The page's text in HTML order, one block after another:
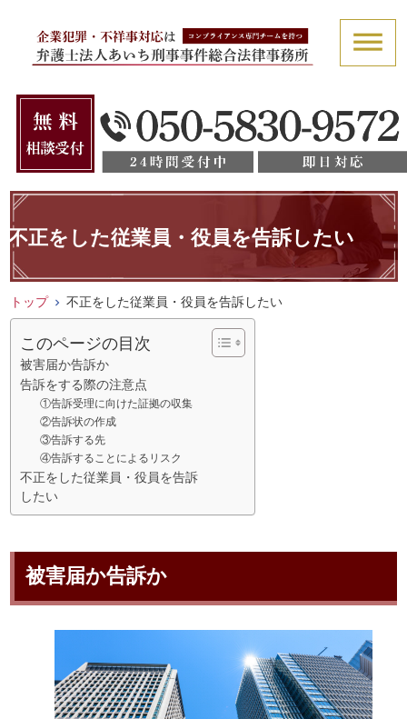
不正をした従業員・役員を告訴したい
トップ 不正をした従業員・役員を告訴したい
このページの目次
被害届か告訴か
告訴をする際の注意点
①告訴受理に向けた証拠の収集
②告訴状の作成
③告訴する先
④告訴することによるリスク
不正をした従業員・役員を告訴
したい
被害届か告訴か